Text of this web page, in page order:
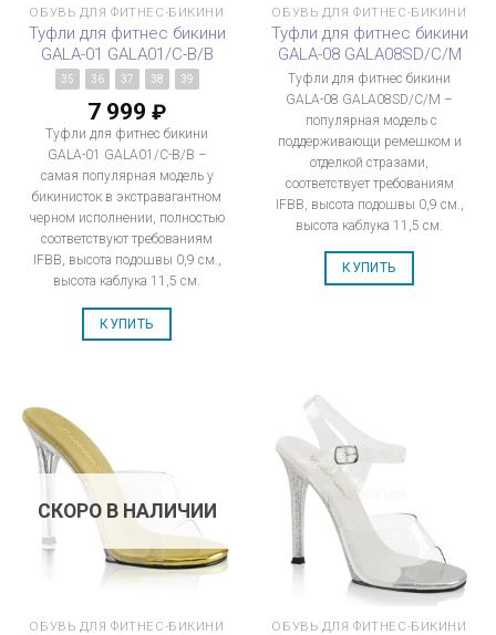
ОБУВЬ ДЛЯ ФИТНЕС-БИКИНИ
Туфли для фитнес бикини
GALA-01 GALA01/C-B/B
35 36 37 38 39
7 999 ₽
Туфли для фитнес бикини
GALA-01 GALA01/C-B/B –
самая популярная модель у
бикинисток в экстравагантном
черном исполнении, полностью
соответствуют требованиям
IFBB, высота подошвы 0,9 см.,
высота каблука 11,5 см.
КУПИТЬ
ОБУВЬ ДЛЯ ФИТНЕС-БИКИНИ
Туфли для фитнес бикини
GALA-08 GALA08SD/C/M
Туфли для фитнес бикини
GALA-08 GALA08SD/C/M –
популярная модель с
поддерживающи ремешком и
отделкой стразами,
соответствует требованиям
IFBB, высота подошвы 0,9 см.,
высота каблука 11,5 см.
КУПИТЬ
СКОРО В НАЛИЧИИ
ОБУВЬ ДЛЯ ФИТНЕС-БИКИНИ ОБУВЬ ДЛЯ ФИТНЕС-БИКИНИ